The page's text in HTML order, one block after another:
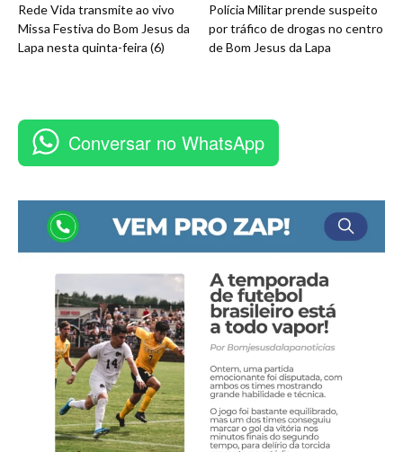
Rede Vida transmite ao vivo
Missa Festiva do Bom Jesus da
Lapa nesta quinta-feira (6)
Polícia Militar prende suspeito
por tráfico de drogas no centro
de Bom Jesus da Lapa
Conversar no WhatsApp